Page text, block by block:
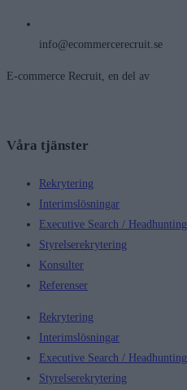
info@ecommercerecruit.se
E-commerce Recruit, en del av
Våra tjänster
Rekrytering
Interimslösningar
Executive Search / Headhunting
Styrelserekrytering
Konsulter
Referenser
Rekrytering
Interimslösningar
Executive Search / Headhunting
Styrelserekrytering